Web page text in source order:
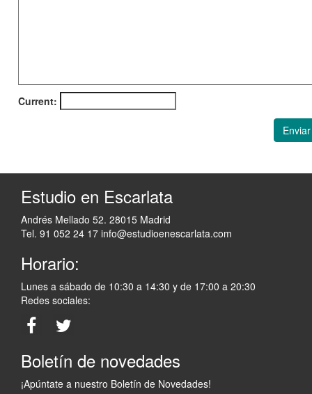
Current:
Enviar
Estudio en Escarlata
Andrés Mellado 52. 28015 Madrid
Tel. 91 052 24 17 info@estudioenescarlata.com
Horario:
Lunes a sábado de 10:30 a 14:30 y de 17:00 a 20:30
Redes sociales:
Boletín de novedades
¡Apúntate a nuestro Boletín de Novedades!